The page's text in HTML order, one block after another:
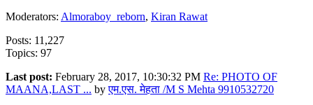
Moderators: Almoraboy_reborn, Kiran Rawat
Posts: 11,227
Topics: 97
Last post: February 28, 2017, 10:30:32 PM Re: PHOTO OF
MAANA,LAST ... byएम.एस. मेहता /M S Mehta 9910532720